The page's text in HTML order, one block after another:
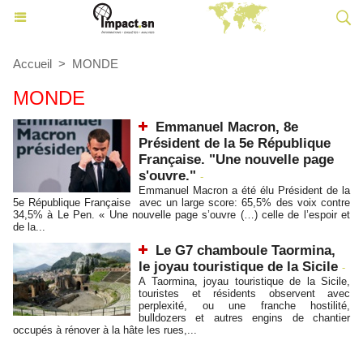
Accueil > MONDE
MONDE
Emmanuel Macron, 8e
Président de la 5e République
Française. "Une nouvelle page
s'ouvre." -
Emmanuel Macron a été élu Président de la
5e République Française avec un large score: 65,5% des voix contre
34,5% à Le Pen. « Une nouvelle page s’ouvre (…) celle de l’espoir et
de la...
Le G7 chamboule Taormina,
le joyau touristique de la Sicile -
A Taormina, joyau touristique de la Sicile,
touristes et résidents observent avec
perplexité, ou une franche hostilité,
bulldozers et autres engins de chantier
occupés à rénover à la hâte les rues,...